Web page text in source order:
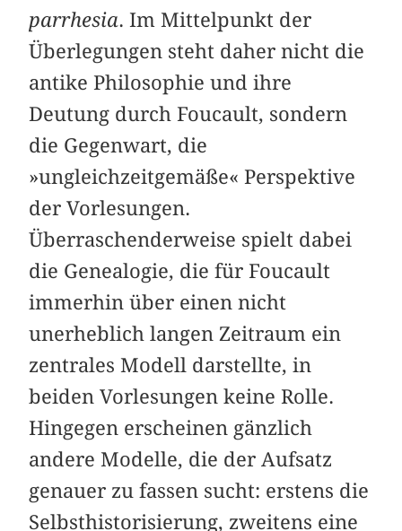
parrhesia. Im Mittelpunkt der
Überlegungen steht daher nicht die
antike Philosophie und ihre
Deutung durch Foucault, sondern
die Gegenwart, die
»ungleichzeitgemäße« Perspektive
der Vorlesungen.
Überraschenderweise spielt dabei
die Genealogie, die für Foucault
immerhin über einen nicht
unerheblich langen Zeitraum ein
zentrales Modell darstellte, in
beiden Vorlesungen keine Rolle.
Hingegen erscheinen gänzlich
andere Modelle, die der Aufsatz
genauer zu fassen sucht: erstens die
Selbsthistorisierung, zweitens eine